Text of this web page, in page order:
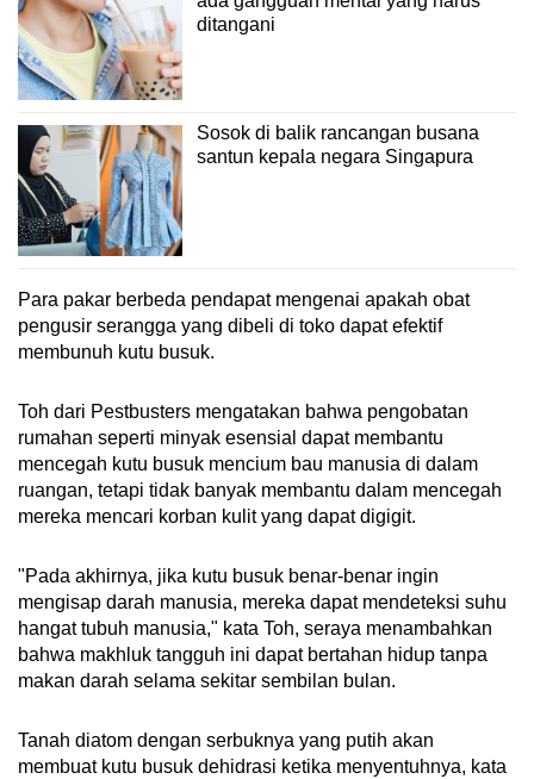
ditangani
Sosok di balik rancangan busana
santun kepala negara Singapura
Para pakar berbeda pendapat mengenai apakah obat
pengusir serangga yang dibeli di toko dapat efektif
membunuh kutu busuk.
Toh dari Pestbusters mengatakan bahwa pengobatan
rumahan seperti minyak esensial dapat membantu
mencegah kutu busuk mencium bau manusia di dalam
ruangan, tetapi tidak banyak membantu dalam mencegah
mereka mencari korban kulit yang dapat digigit.
"Pada akhirnya, jika kutu busuk benar-benar ingin
mengisap darah manusia, mereka dapat mendeteksi suhu
hangat tubuh manusia," kata Toh, seraya menambahkan
bahwa makhluk tangguh ini dapat bertahan hidup tanpa
makan darah selama sekitar sembilan bulan.
Tanah diatom dengan serbuknya yang putih akan
membuat kutu busuk dehidrasi ketika menyentuhnya, kata